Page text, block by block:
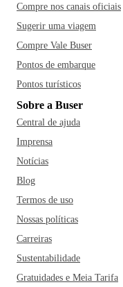
Compre nos canais oficiais
Sugerir uma viagem
Compre Vale Buser
Pontos de embarque
Pontos turísticos
Sobre a Buser
Central de ajuda
Imprensa
Notícias
Blog
Termos de uso
Nossas políticas
Carreiras
Sustentabilidade
Gratuidades e Meia Tarifa